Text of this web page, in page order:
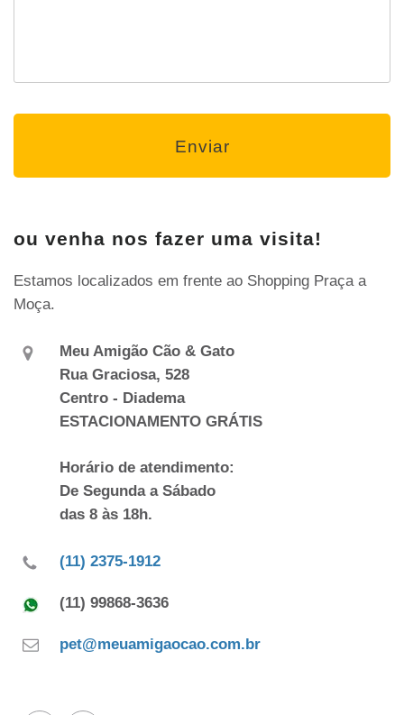
ou venha nos fazer uma visita!
Estamos localizados em frente ao Shopping Praça a
Moça.
Meu Amigão Cão & Gato
Rua Graciosa, 528
Centro - Diadema
ESTACIONAMENTO GRÁTIS
Horário de atendimento:
De Segunda a Sábado
das 8 às 18h.
(11) 2375-1912
(11) 99868-3636
pet@meuamigaocao.com.br